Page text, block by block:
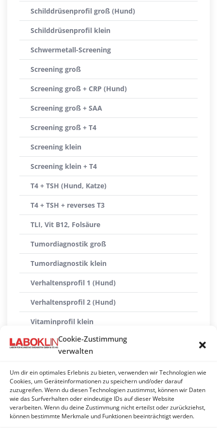
Cookie-Zustimmung
verwalten
Um dir ein optimales Erlebnis zu bieten, verwenden wir Technologien wie
Cookies, um Geräteinformationen zu speichern und/oder darauf
zuzugreifen. Wenn du diesen Technologien zustimmst, können wir Daten
wie das Surfverhalten oder eindeutige IDs auf dieser Website
verarbeiten. Wenn du deine Zustimmung nicht erteilst oder zurückziehst,
können bestimmte Merkmale und Funktionen beeinträchtigt werden.
Schilddrüsenprofil groß (Hund)
Schilddrüsenprofil klein
Schwermetall-Screening
Screening groß
Screening groß + CRP (Hund)
Screening groß + SAA
Screening groß + T4
Screening klein
Screening klein + T4
T4 + TSH (Hund, Katze)
T4 + TSH + reverses T3
TLI, Vit B12, Folsäure
Tumordiagnostik groß
Tumordiagnostik klein
Verhaltensprofil 1 (Hund)
Verhaltensprofil 2 (Hund)
Vitaminprofil klein
Vitaminprofil groß
Vorsorgeprofil Schilddrüse
Vorsorgeprofil Schilddrüse fT4 (Hund)
Vorsorgeprofil Schilddrüse T4